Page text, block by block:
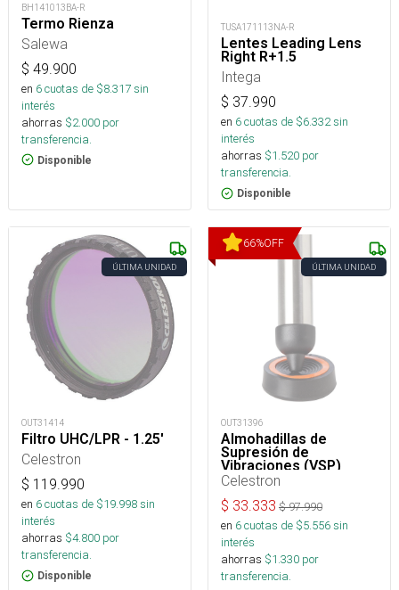
BH141013BA-R
Termo Rienza
Salewa
$ 49.900
en 6cuotas de $8.317sin
interés
ahorras $2.000 por
transferencia.
Disponible
TUSA171113NA-R
Lentes Leading Lens
Right R+1.5
Intega
$ 37.990
en 6cuotas de $6.332sin
interés
ahorras $1.520 por
transferencia.
Disponible
ÚLTIMA UNIDAD
OUT31414
Filtro UHC/LPR - 1.25'
Celestron
$ 119.990
en 6cuotas de $19.998sin
interés
ahorras $4.800 por
transferencia.
Disponible
66%OFF
ÚLTIMA UNIDAD
OUT31396
Almohadillas de
Supresión de
Vibraciones (VSP)
Celestron
$ 33.333 $97.990
en 6cuotas de $5.556sin
interés
ahorras $1.330 por
transferencia.